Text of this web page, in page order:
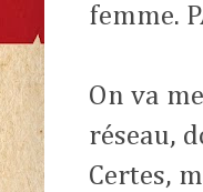
femme.
On va
réseau,
Certes,